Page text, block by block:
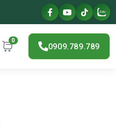
0
0909.789.789